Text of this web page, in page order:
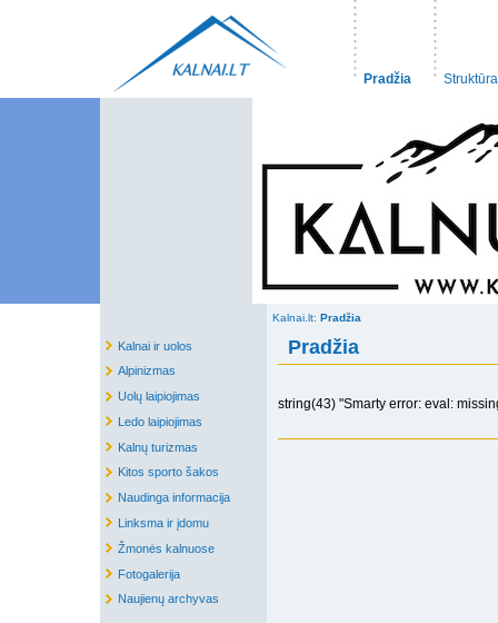
Pradžia Struktūra
Kalnai.lt:Pradžia
Kalnai ir uolos
Alpinizmas
Uolų laipiojimas
Ledo laipiojimas
Kalnų turizmas
Kitos sporto šakos
Naudinga informacija
Linksma ir įdomu
Žmonės kalnuose
Fotogalerija
Naujienų archyvas
Pradžia
string(43) "Smarty error: eval: